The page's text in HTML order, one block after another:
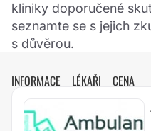
kliniky doporučené
seznamte se s jejich
s důvěrou.
INFORMACE LÉKAŘI CENA